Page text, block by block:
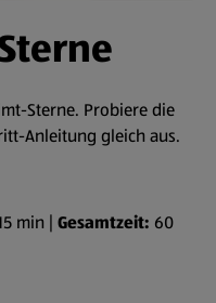
Sterne. Probiere die
Anleitung gleich aus.
min | Gesamtzeit: 60